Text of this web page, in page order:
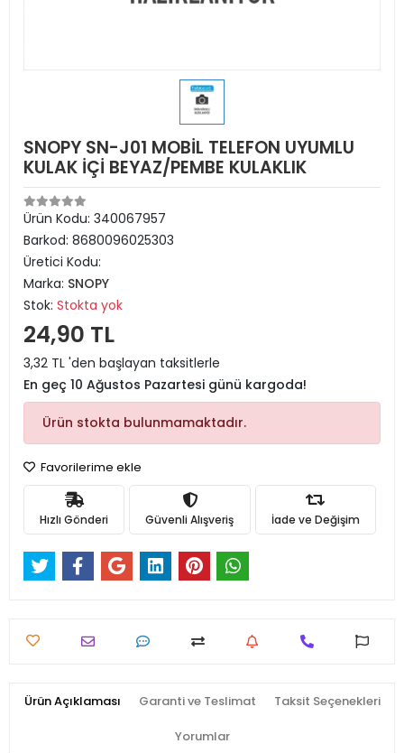
SNOPY SN-J01 MOBİL TELEFON UYUMLU
KULAK İÇİ BEYAZ/PEMBE KULAKLIK
Ürün Kodu: 340067957
Barkod: 8680096025303
Üretici Kodu:
Marka: SNOPY
Stok: Stokta yok
24,90 TL
3,32 TL 'den başlayan taksitlerle
En geç 10 Ağustos Pazartesi günü kargoda!
Ürün stokta bulunmamaktadır.
Favorilerime ekle
Hızlı Gönderi Güvenli Alışveriş İade ve Değişim
Ürün Açıklaması Garanti ve Teslimat Taksit Seçenekleri
Yorumlar